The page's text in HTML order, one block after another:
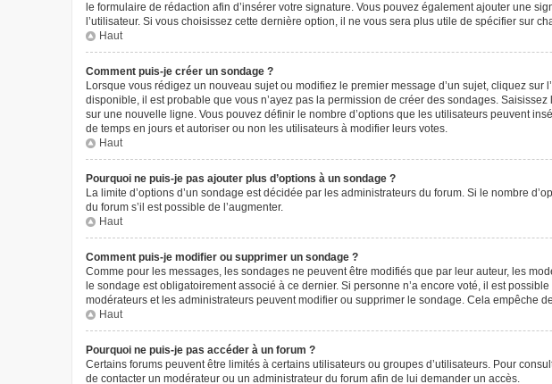
le formulaire de rédaction afin d’insérer votre signature. Vous pouvez également ajouter une
l’utilisateur. Si vous choisissez cette dernière option, il ne vous sera plus utile de spécifier sur
Haut
Comment puis-je créer un sondage ?
Lorsque vous rédigez un nouveau sujet ou modifiez le premier message d’un sujet, cliquez
disponible, il est probable que vous n’ayez pas la permission de créer des sondages.
sur une nouvelle ligne. Vous pouvez définir le nombre d’options que les utilisateurs peuvent
de temps en jours et autoriser ou non les utilisateurs à modifier leurs votes.
Haut
Pourquoi ne puis-je pas ajouter plus d’options à un sondage ?
La limite d’options d’un sondage est décidée par les administrateurs du forum. Si le nombre
du forum s’il est possible de l’augmenter.
Haut
Comment puis-je modifier ou supprimer un sondage ?
Comme pour les messages, les sondages ne peuvent être modifiés que par leur auteur, les
le sondage est obligatoirement associé à ce dernier. Si personne n’a encore voté, il est
modérateurs et les administrateurs peuvent modifier ou supprimer le sondage. Cela empêche
Haut
Pourquoi ne puis-je pas accéder à un forum ?
Certains forums peuvent être limités à certains utilisateurs ou groupes d’utilisateurs. Pour
de contacter un modérateur ou un administrateur du forum afin de lui demander un accès.